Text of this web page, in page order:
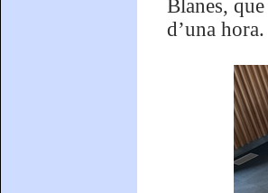
Blanes,
d’una hora.